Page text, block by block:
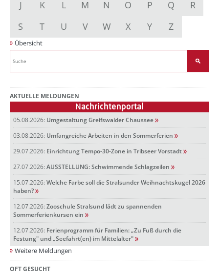
J
K L M N O P Q
R
S
T U V W X Y Z
Übersicht
AKTUELLE MELDUNGEN
Nachrichtenportal
05.08.2026: Umgestaltung Greifswalder Chaussee
03.08.2026: Umfangreiche Arbeiten in den Sommerferien
29.07.2026: Einrichtung Tempo-30-Zone in Tribseer Vorstadt
27.07.2026: AUSSTELLUNG: Schwimmende Schlagzeilen
15.07.2026: Welche Farbe soll die Stralsunder Weihnachtskugel 2026
haben?
12.07.2026: Zooschule Stralsund lädt zu spannenden
Sommerferienkursen ein
12.07.2026: Ferienprogramm für Familien: „Zu Fuß durch die
Festung" und „Seefahrt(en) im Mittelalter"
Weitere Meldungen
OFT GESUCHT